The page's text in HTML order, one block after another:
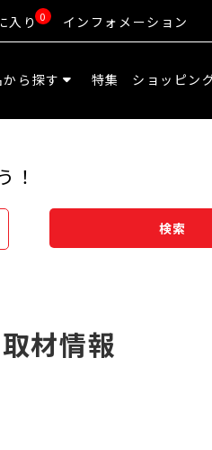
入り 0 インフォメーション
ら探す 特集 ショッピン
！
検索
材情報